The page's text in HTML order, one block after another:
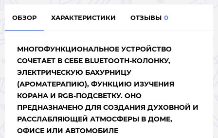
ОБЗОР ХАРАКТЕРИСТИКИ ОТЗЫВЫ 0
МНОГОФУНКЦИОНАЛЬНОЕ УСТРОЙСТВО
СОЧЕТАЕТ В СЕБЕ BLUETOOTH-КОЛОНКУ,
ЭЛЕКТРИЧЕСКУЮ БАХУРНИЦУ
(АРОМАТЕРАПИЮ), ФУНКЦИЮ ИЗУЧЕНИЯ
КОРАНА И RGB-ПОДСВЕТКУ. ОНО
ПРЕДНАЗНАЧЕНО ДЛЯ СОЗДАНИЯ ДУХОВНОЙ И
РАССЛАБЛЯЮЩЕЙ АТМОСФЕРЫ В ДОМЕ,
ОФИСЕ ИЛИ АВТОМОБИЛЕ